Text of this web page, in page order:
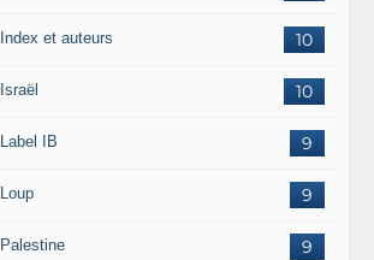
10
Index et auteurs
10
Israël
9
Label IB
9
Loup
9
Palestine